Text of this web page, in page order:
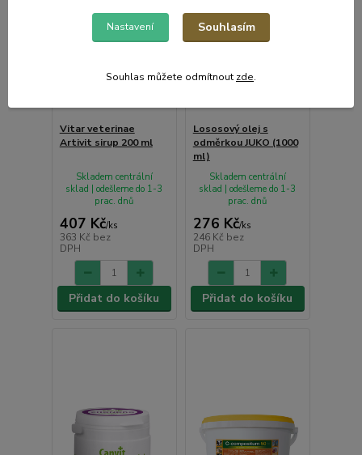
Vitar veterinae
Artivit sirup 200 ml
407 Kč/ks
363 Kč bez
DPH
Skladem centrální
sklad | odešleme do 1-3
prac. dnů
Přidat do košíku
Lososový olej s
odměrkou JUKO (1000
ml)
276 Kč/ks
246 Kč bez
DPH
Skladem centrální
sklad | odešleme do 1-3
prac. dnů
Přidat do košíku
Nastavení Souhlasím
Souhlas můžete odmítnout zde.